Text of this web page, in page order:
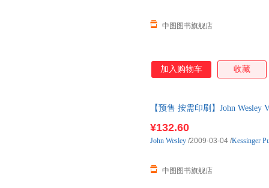
中图图书旗舰店
加入购物车 收藏
【预售 按需印刷】John Wesley
¥132.60
中图图书旗舰店
John Wesley /2009-03-04 /Kessinger